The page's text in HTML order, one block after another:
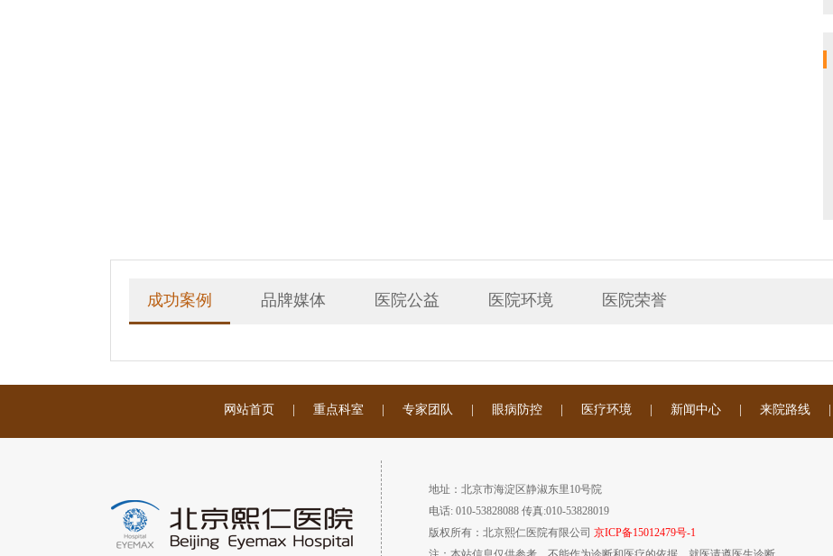
成功案例 品牌媒体 医院公益 医院环境 医院荣誉
网站首页 | 重点科室 | 专家团队 | 眼病防控 | 医疗环境 | 新闻中心 | 来院路线 |
地址：北京市海淀区静淑东里10号院
电话: 010-53828088 传真:010-53828019
版权所有：北京熙仁医院有限公司 京ICP备15012479号-1